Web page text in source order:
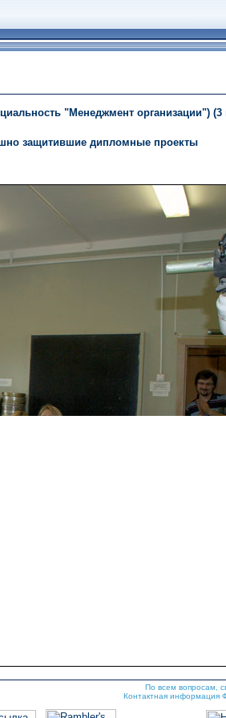
"Менеджмент организации") (3
защитившие дипломные проекты
По всем вопросам,
Контактная информация